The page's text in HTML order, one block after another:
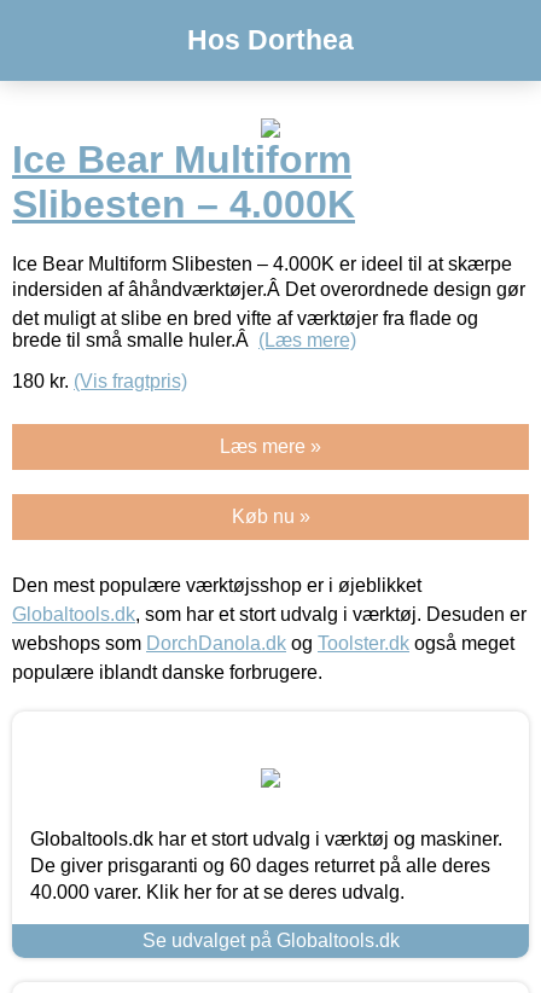
Hos Dorthea
Ice Bear Multiform
Slibesten – 4.000K
Ice Bear Multiform Slibesten – 4.000K er ideel til at skærpe
indersiden af âhåndværktøjer.Â Det overordnede design gør
det muligt at slibe en bred vifte af værktøjer fra flade og
brede til små smalle huler.Â (Læs mere)
180 kr. (Vis fragtpris)
Læs mere »
Køb nu »
Den mest populære værktøjsshop er i øjeblikket
Globaltools.dk, som har et stort udvalg i værktøj. Desuden er
webshops som DorchDanola.dk og Toolster.dk også meget
populære iblandt danske forbrugere.
Globaltools.dk har et stort udvalg i værktøj og maskiner.
De giver prisgaranti og 60 dages returret på alle deres
40.000 varer. Klik her for at se deres udvalg.
Se udvalget på Globaltools.dk